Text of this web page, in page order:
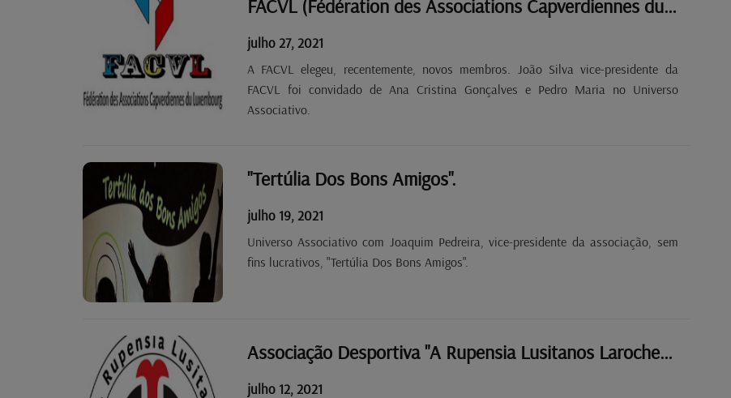
FACVL (Fédération des Associations Capverdiennes du Luxembourg)
julho 27, 2021
A FACVL elegeu, recentemente, novos membros. João Silva vice-presidente da
FACVL foi convidado de Ana Cristina Gonçalves e Pedro Maria no Universo
Associativo.
"Tertúlia Dos Bons Amigos".
julho 19, 2021
Universo Associativo com Joaquim Pedreira, vice-presidente da associação, sem
fins lucrativos, "Tertúlia Dos Bons Amigos".
Associação Desportiva "A Rupensia Lusitanos Larochette".
julho 12, 2021